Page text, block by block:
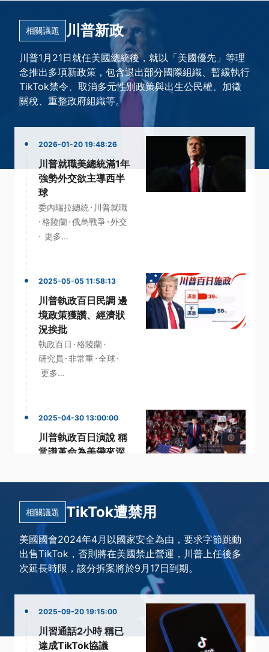
相關議題 川普新政
川普1月21日就任美國總統後，就以「美國優先」等理
念推出多項新政策，包含退出部分國際組織、暫緩執行
TikTok禁令、取消多元性別政策與出生公民權、加徵
關稅、重整政府組織等。
2026-01-20 19:48:26
川普就職美總統滿1年
強勢外交欲主導西半
球
委內瑞拉總統· 川普就職
·格陵蘭·俄烏戰爭·外交
· 更多...
2025-05-05 11:58:13
川普執政百日民調 邊
境政策獲讚、經濟狀
況挨批
執政百日 ·格陵蘭·
研究員 ·非常重·全球·
更多...
2025-04-30 13:00:00
川普執政百日演說 稱
常識革命為美帶來深
執政百日·密西根州·
汽車關稅·
美國總統·更多...
相關議題 TikTok遭禁用
美國國會2024年4月以國家安全為由，要求字節跳動
出售TikTok，否則將在美國禁止營運，川普上任後多
次延長時限，該分拆案將於9月17日到期。
2025-09-20 19:15:00
川習通話2小時 稱已
達成TikTok協議